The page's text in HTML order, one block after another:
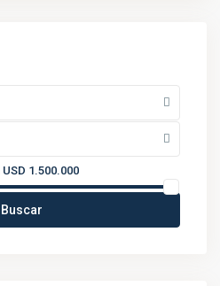
USD 1.500.000
Buscar